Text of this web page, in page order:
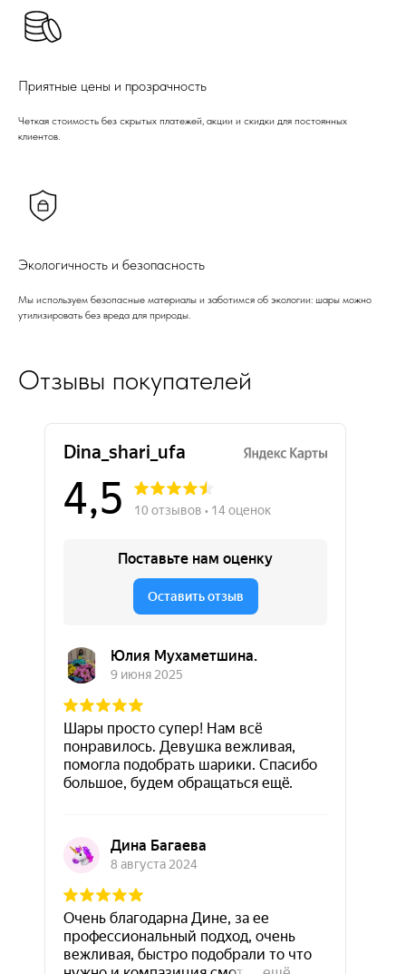
Приятные цены и прозрачность
Четкая стоимость без скрытых платежей, акции и скидки для постоянных
клиентов.
Экологичность и безопасность
Мы используем безопасные материалы и заботимся об экологии: шары можно
утилизировать без вреда для природы.
Отзывы покупателей